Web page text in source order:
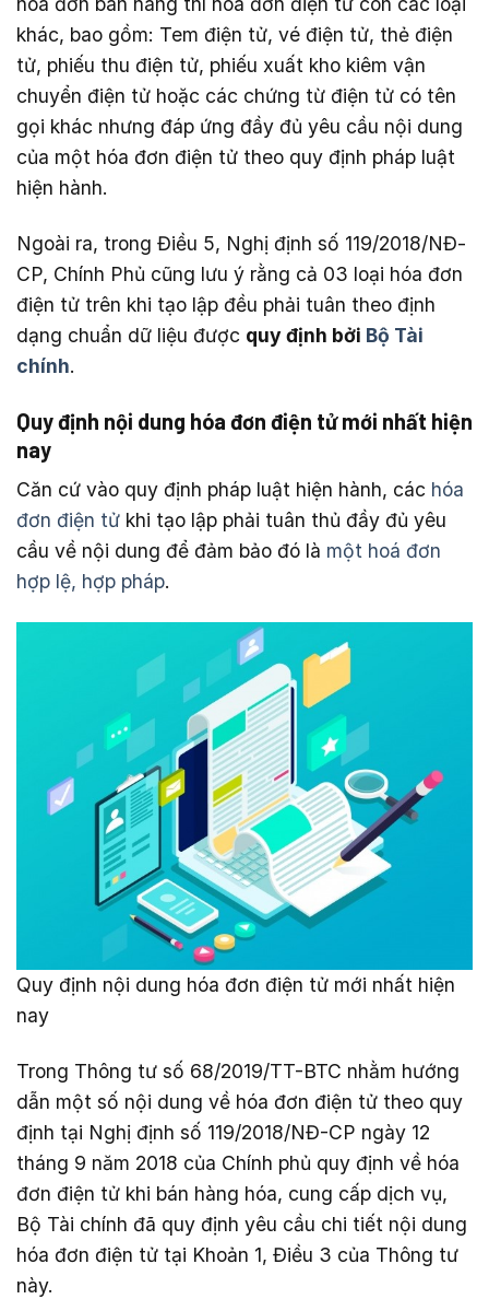
khác, bao gồm: Tem điện tử, vé điện tử, thẻ điện
tử, phiếu thu điện tử, phiếu xuất kho kiêm vận
chuyển điện tử hoặc các chứng từ điện tử có tên
gọi khác nhưng đáp ứng đầy đủ yêu cầu nội dung
của một hóa đơn điện tử theo quy định pháp luật
hiện hành.
Ngoài ra, trong Điều 5, Nghị định số 119/2018/NĐ-
CP, Chính Phủ cũng lưu ý rằng cả 03 loại hóa đơn
điện tử trên khi tạo lập đều phải tuân theo định
dạng chuẩn dữ liệu được quy định bởi Bộ Tài
chính.
Quy định nội dung hóa đơn điện tử mới nhất hiện
nay
Căn cứ vào quy định pháp luật hiện hành, các hóa
đơn điện tử khi tạo lập phải tuân thủ đầy đủ yêu
cầu về nội dung để đảm bảo đó là một hoá đơn
hợp lệ, hợp pháp.
Quy định nội dung hóa đơn điện tử mới nhất hiện
nay
Trong Thông tư số 68/2019/TT-BTC nhằm hướng
dẫn một số nội dung về hóa đơn điện tử theo quy
định tại Nghị định số 119/2018/NĐ-CP ngày 12
tháng 9 năm 2018 của Chính phủ quy định về hóa
đơn điện tử khi bán hàng hóa, cung cấp dịch vụ,
Bộ Tài chính đã quy định yêu cầu chi tiết nội dung
hóa đơn điện tử tại Khoản 1, Điều 3 của Thông tư
này.